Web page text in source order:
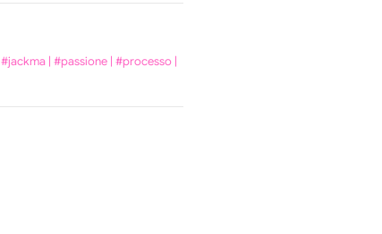
#jackma| #passione| #processo|